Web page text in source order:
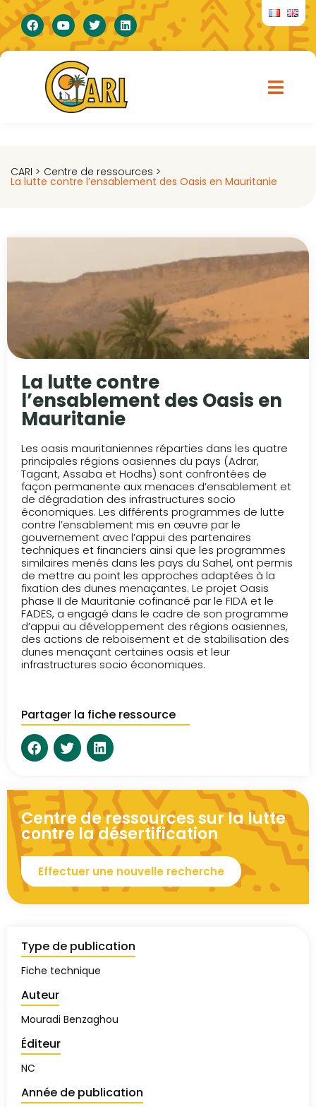
CARI > Centre de ressources >
La lutte contre l’ensablement des Oasis en Mauritanie
La lutte contre
l’ensablement des Oasis en
Mauritanie
Les oasis mauritaniennes réparties dans les quatre
principales régions oasiennes du pays (Adrar,
Tagant, Assaba et Hodhs) sont confrontées de
façon permanente aux menaces d’ensablement et
de dégradation des infrastructures socio
économiques. Les différents programmes de lutte
contre l’ensablement mis en œuvre par le
gouvernement avec l’appui des partenaires
techniques et financiers ainsi que les programmes
similaires menés dans les pays du Sahel, ont permis
de mettre au point les approches adaptées à la
fixation des dunes menaçantes. Le projet Oasis
phase II de Mauritanie cofinancé par le FIDA et le
FADES, a engagé dans le cadre de son programme
d’appui au développement des régions oasiennes,
des actions de reboisement et de stabilisation des
dunes menaçant certaines oasis et leur
infrastructures socio économiques.
Partager la fiche ressource
Centre de ressources sur la lutte
contre la désertification
Effectuer une nouvelle recherche
Type de publication
Fiche technique
Auteur
Mouradi Benzaghou
Éditeur
NC
Année de publication